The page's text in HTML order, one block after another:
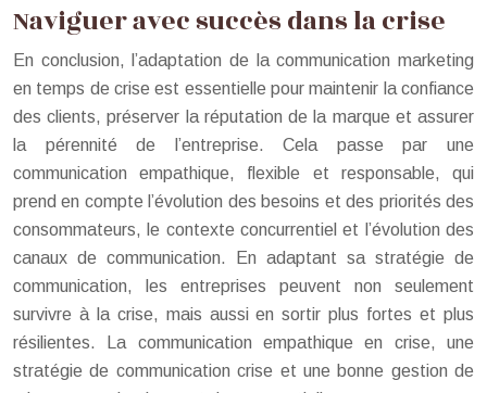
Naviguer avec succès dans la crise
En conclusion, l’adaptation de la communication marketing
en temps de crise est essentielle pour maintenir la confiance
des clients, préserver la réputation de la marque et assurer
la pérennité de l’entreprise. Cela passe par une
communication empathique, flexible et responsable, qui
prend en compte l’évolution des besoins et des priorités des
consommateurs, le contexte concurrentiel et l’évolution des
canaux de communication. En adaptant sa stratégie de
communication, les entreprises peuvent non seulement
survivre à la crise, mais aussi en sortir plus fortes et plus
résilientes. La communication empathique en crise, une
stratégie de communication crise et une bonne gestion de